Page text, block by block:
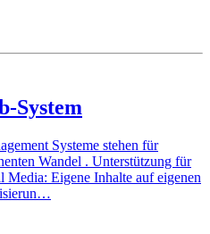
System
Systeme stehen für
Wandel . Unterstützung für
Media: Eigene Inhalte auf eigenen